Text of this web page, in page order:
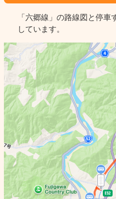
「六郷線」の路線図と停
しています。